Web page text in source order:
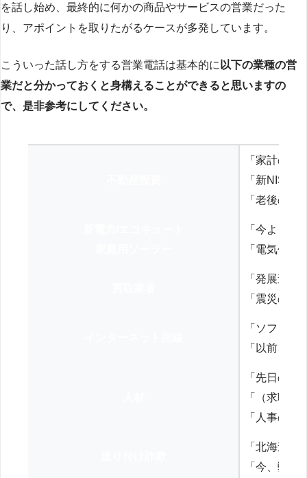
を話し始め、最終的に何かの商品やサービスの営業だった
り、アポイントを取りたがるケースが多発しています。
こういった話し方をする営業電話は基本的に 以下の業種の営
業だと分かっておくと身構えることができると思いますの
で、是非参考にしてください。
「家計の見
「新NISA
「老後の
「今より
「電気代を
「発展途
「震災の
「ソフト
「以前、
「先日の
「（求職
「人事の方
「北海道
「今、弊